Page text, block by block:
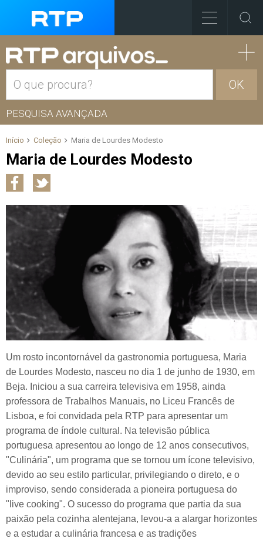
OK
PESQUISA AVANÇADA
Início Coleção Maria de Lourdes Modesto
Maria de Lourdes Modesto
Um rosto incontornável da gastronomia portuguesa, Maria
de Lourdes Modesto, nasceu no dia 1 de junho de 1930, em
Beja. Iniciou a sua carreira televisiva em 1958, ainda
professora de Trabalhos Manuais, no Liceu Francês de
Lisboa, e foi convidada pela RTP para apresentar um
programa de índole cultural. Na televisão pública
portuguesa apresentou ao longo de 12 anos consecutivos,
"Culinária", um programa que se tornou um ícone televisivo,
devido ao seu estilo particular, privilegiando o direto, e o
improviso, sendo considerada a pioneira portuguesa do
"live cooking". O sucesso do programa que partia da sua
paixão pela cozinha alentejana, levou-a a alargar horizontes
e a estudar a culinária francesa e as tradições